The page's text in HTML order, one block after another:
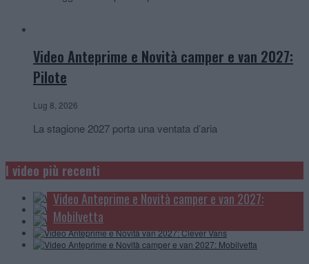
Video Anteprime e Novità camper e van 2027:
Pilote
Lug 8, 2026
La stagione 2027 porta una ventata d’aria
I video più recenti
McLouis
Video Anteprime e Novità camper 2027: Carthago
Video Anteprime e novità camper, van e caravan:
Knaus
Video Anteprime e Novità van 2027: Clever Vans
Video Anteprime e Novità camper e van 2027:
Mobilvetta